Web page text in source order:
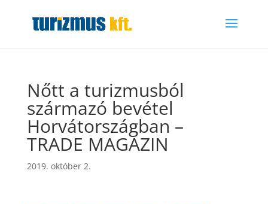
Nőtt a turizmusból
származó bevétel
Horvátországban –
TRADE MAGAZIN
2019. október 2.